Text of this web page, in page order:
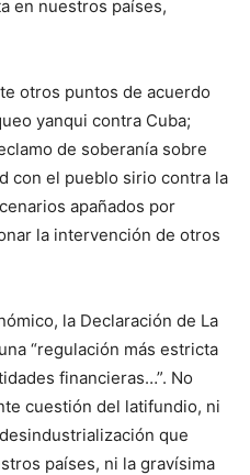
en nuestros países,
otros puntos de acuerdo
yanqui contra Cuba;
de soberanía sobre
con el pueblo sirio contra la
apañados por
la intervención de otros
la Declaración de La
“regulación más estricta
financieras…”. No
cuestión del latifundio, ni
que
países, ni la gravísima